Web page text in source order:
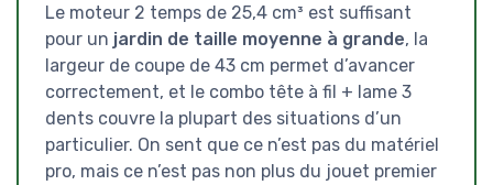
Le moteur 2 temps de 25,4 cm³ est suffisant
pour un jardin de taille moyenne à grande, la
largeur de coupe de 43 cm permet d’avancer
correctement, et le combo tête à fil + lame 3
dents couvre la plupart des situations d’un
particulier. On sent que ce n’est pas du matériel
pro, mais ce n’est pas non plus du jouet premier